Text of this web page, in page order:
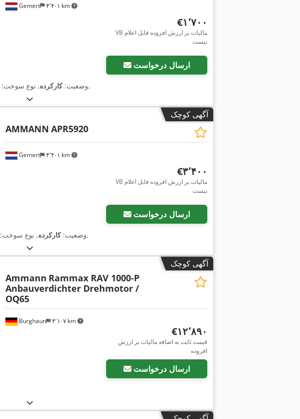
درخواست تصاویر بیشتر
Gemert ۴٬۴۰۱ km
‎€۱٬۷۰۰
VB مالیات بر ارزش افزوده قابل اعلام
نیست
ارسال درخواست
وضعیت:کارکرده, نوع سوخت: ,
آگهی کوچک
Gemert ۴٬۴۰۱ km
AMMANN APR5920
‎€۳٬۴۰۰
VB مالیات بر ارزش افزوده قابل اعلام
نیست
ارسال درخواست
وضعیت:کارکرده, نوع سوخت: ,
آگهی کوچک
Burghaun ۴٬۱۰۷ km
Ammann Rammax RAV 1000-P
Anbauverdichter Drehmotor /
OQ65
‎€۱۲٬۸۹۰
قیمت ثابت به اضافه مالیات بر ارزش
افزوده
ارسال درخواست